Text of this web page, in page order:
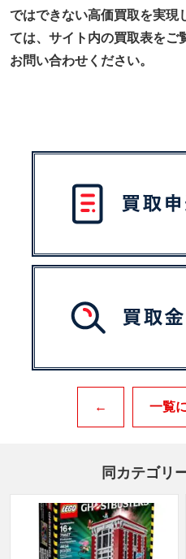
ではできない高価買取を実現
ては、サイト内の買取表をご
お問い合わせください。
← 一覧
同カテゴリ